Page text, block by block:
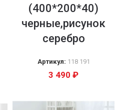
(400*200*40)
черные,рисунок
серебро
Артикул: 118 191
3 490 ₽